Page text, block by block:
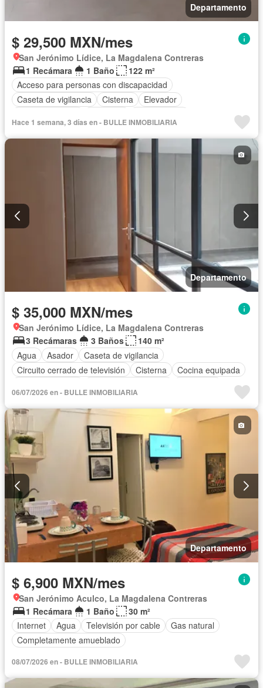
Departamento
$ 29,500 MXN/mes
San Jerónimo Lídice, La Magdalena Contreras
1 Recámara
1 Baño
122 m²
Acceso para personas con discapacidad
Caseta de vigilancia
Cisterna
Elevador
Hace 1 semana, 3 días en - BULLE INMOBILIARIA
Departamento
$ 35,000 MXN/mes
San Jerónimo Lídice, La Magdalena Contreras
3 Recámaras
3 Baños
140 m²
Agua
Asador
Caseta de vigilancia
Circuito cerrado de televisión
Cisterna
Cocina equipada
Terraza
Sin amueblar
06/07/2026 en - BULLE INMOBILIARIA
Departamento
$ 6,900 MXN/mes
San Jerónimo Aculco, La Magdalena Contreras
1 Recámara
1 Baño
30 m²
Internet
Agua Televisión por cable
Gas natural
Completamente amueblado
08/07/2026 en - BULLE INMOBILIARIA